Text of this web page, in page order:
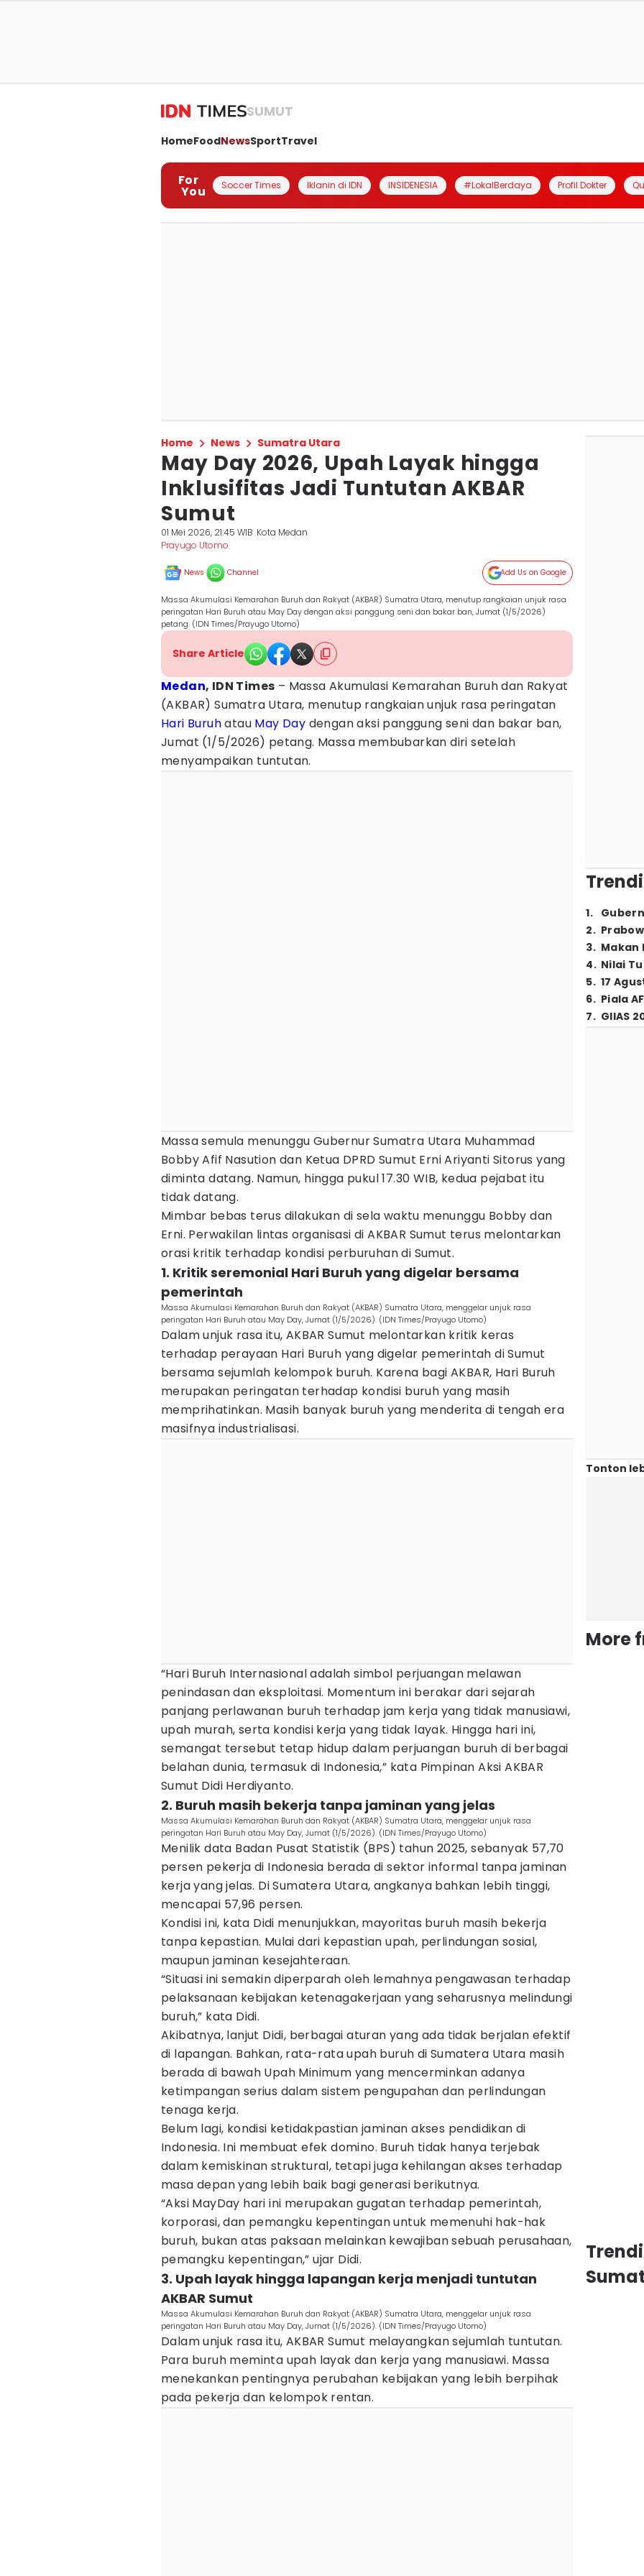
SUMUT
HomeFoodNewsSportTravel
For
You Soccer Times Iklanin di IDN INSIDENESIA #LokalBerdaya Profil Dokter
Home News Sumatra Utara
May Day 2026, Upah Layak hingga
Inklusifitas Jadi Tuntutan AKBAR
Sumut
01 Mei 2026, 21:45 WIB Kota Medan
Prayugo Utomo
News Channel Add Us on Google
Massa Akumulasi Kemarahan Buruh dan Rakyat (AKBAR) Sumatra Utara, menutup rangkaian unjuk rasa
peringatan Hari Buruh atau May Day dengan aksi panggung seni dan bakar ban, Jumat (1/5/2026)
petang. (IDN Times/Prayugo Utomo)
Share Article
Medan, IDN Times – Massa Akumulasi Kemarahan Buruh dan Rakyat
(AKBAR) Sumatra Utara, menutup rangkaian unjuk rasa peringatan
Hari Buruhatau May Day dengan aksi panggung seni dan bakar ban,
Jumat (1/5/2026) petang. Massa membubarkan diri setelah
menyampaikan tuntutan.
Massa semula menunggu Gubernur Sumatra Utara Muhammad
Bobby Afif Nasution dan Ketua DPRD Sumut Erni Ariyanti Sitorus yang
diminta datang. Namun, hingga pukul 17.30 WIB, kedua pejabat itu
tidak datang.
Mimbar bebas terus dilakukan di sela waktu menunggu Bobby dan
Erni. Perwakilan lintas organisasi di AKBAR Sumut terus melontarkan
orasi kritik terhadap kondisi perburuhan di Sumut.
1. Kritik seremonial Hari Buruh yang digelar bersama
pemerintah
Massa Akumulasi Kemarahan Buruh dan Rakyat (AKBAR) Sumatra Utara, menggelar unjuk rasa
peringatan Hari Buruh atau May Day, Jumat (1/5/2026). (IDN Times/Prayugo Utomo)
Dalam unjuk rasa itu, AKBAR Sumut melontarkan kritik keras
terhadap perayaan Hari Buruh yang digelar pemerintah di Sumut
bersama sejumlah kelompok buruh. Karena bagi AKBAR, Hari Buruh
merupakan peringatan terhadap kondisi buruh yang masih
memprihatinkan. Masih banyak buruh yang menderita di tengah era
masifnya industrialisasi.
“Hari Buruh Internasional adalah simbol perjuangan melawan
penindasan dan eksploitasi. Momentum ini berakar dari sejarah
panjang perlawanan buruh terhadap jam kerja yang tidak manusiawi,
upah murah, serta kondisi kerja yang tidak layak. Hingga hari ini,
semangat tersebut tetap hidup dalam perjuangan buruh di berbagai
belahan dunia, termasuk di Indonesia,” kata Pimpinan Aksi AKBAR
Sumut Didi Herdiyanto.
2. Buruh masih bekerja tanpa jaminan yang jelas
Massa Akumulasi Kemarahan Buruh dan Rakyat (AKBAR) Sumatra Utara, menggelar unjuk rasa
peringatan Hari Buruh atau May Day, Jumat (1/5/2026). (IDN Times/Prayugo Utomo)
Menilik data Badan Pusat Statistik (BPS) tahun 2025, sebanyak 57,70
persen pekerja di Indonesia berada di sektor informal tanpa jaminan
kerja yang jelas. Di Sumatera Utara, angkanya bahkan lebih tinggi,
mencapai 57,96 persen.
Kondisi ini, kata Didi menunjukkan, mayoritas buruh masih bekerja
tanpa kepastian. Mulai dari kepastian upah, perlindungan sosial,
maupun jaminan kesejahteraan.
“Situasi ini semakin diperparah oleh lemahnya pengawasan terhadap
pelaksanaan kebijakan ketenagakerjaan yang seharusnya melindungi
buruh,” kata Didi.
Akibatnya, lanjut Didi, berbagai aturan yang ada tidak berjalan efektif
di lapangan. Bahkan, rata-rata upah buruh di Sumatera Utara masih
berada di bawah Upah Minimum yang mencerminkan adanya
ketimpangan serius dalam sistem pengupahan dan perlindungan
tenaga kerja.
Belum lagi, kondisi ketidakpastian jaminan akses pendidikan di
Indonesia. Ini membuat efek domino. Buruh tidak hanya terjebak
dalam kemiskinan struktural, tetapi juga kehilangan akses terhadap
masa depan yang lebih baik bagi generasi berikutnya.
“Aksi MayDay hari ini merupakan gugatan terhadap pemerintah,
korporasi, dan pemangku kepentingan untuk memenuhi hak-hak
buruh, bukan atas paksaan melainkan kewajiban sebuah perusahaan,
pemangku kepentingan,” ujar Didi.
3. Upah layak hingga lapangan kerja menjadi tuntutan
AKBAR Sumut
Massa Akumulasi Kemarahan Buruh dan Rakyat (AKBAR) Sumatra Utara, menggelar unjuk rasa
peringatan Hari Buruh atau May Day, Jumat (1/5/2026). (IDN Times/Prayugo Utomo)
Dalam unjuk rasa itu, AKBAR Sumut melayangkan sejumlah tuntutan.
Para buruh meminta upah layak dan kerja yang manusiawi. Massa
menekankan pentingnya perubahan kebijakan yang lebih berpihak
pada pekerja dan kelompok rentan.
1.
2.
3. Makan
4. Nilai
5. 17
6. Piala
7. GIIAS
Tonton
More